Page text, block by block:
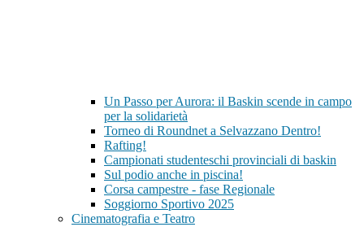
Un Passo per Aurora: il Baskin scende in campo
per la solidarietà
Torneo di Roundnet a Selvazzano Dentro!
Rafting!
Campionati studenteschi provinciali di baskin
Sul podio anche in piscina!
Corsa campestre - fase Regionale
Soggiorno Sportivo 2025
Cinematografia e Teatro